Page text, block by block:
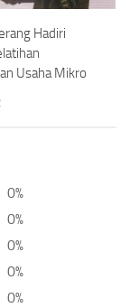
Hadiri
Usaha Mikro
0%
0%
0%
0%
0%